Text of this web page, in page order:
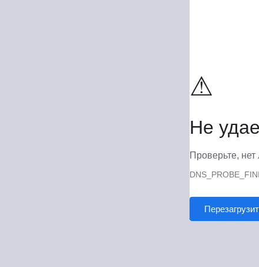
⚠
Не
Проверьте,